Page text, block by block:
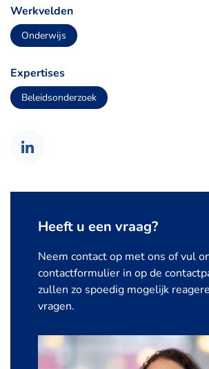
Werkvelden
Onderwijs
Expertises
Beleidsonderzoek
Heeft u een vraag?
Neem contact op met ons of vul
contactformulier in op de
zullen zo spoedig mogelijk
vragen.